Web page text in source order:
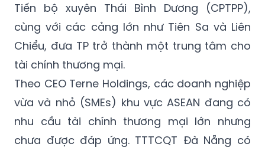
Tiến bộ xuyên Thái Bình Dương (CPTPP),
cùng với các cảng lớn như Tiên Sa và Liên
Chiểu, đưa TP trở thành một trung tâm cho
tài chính thương mại.
Theo CEO Terne Holdings, các doanh nghiệp
vừa và nhỏ (SMEs) khu vực ASEAN đang có
nhu cầu tài chính thương mại lớn nhưng
chưa được đáp ứng. TTTCQT Đà Nẵng có